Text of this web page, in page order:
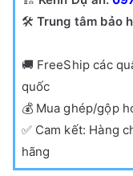
🛠️ Trung tâm bảo
🚚 FreeShip các
quốc
💰 Mua ghép/gộp
✅ Cam kết: Hàng
hãng